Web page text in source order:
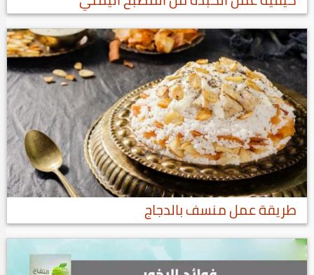
طريقة عمل منسف بالدجاج